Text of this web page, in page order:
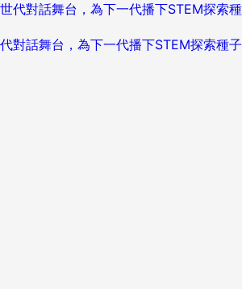
對話舞台，為下一代播下STEM探索種子